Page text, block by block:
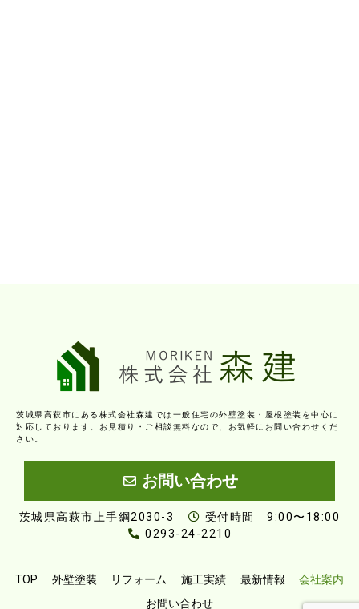
茨城県高萩市にある株式会社森建では一般住宅の外壁塗装・屋根塗装を中心に
対応しております。お見積り・ご相談無料なので、お気軽にお問い合わせくだ
さい。
お問い合わせ
茨城県高萩市上手綱2030-3
受付時間 9:00〜18:00
0293-24-2210
TOP 外壁塗装 リフォーム 施工実績 最新情報
会社案内
お問い合わせ